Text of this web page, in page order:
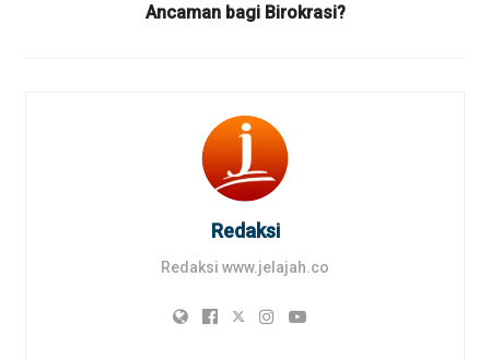
Ancaman bagi Birokrasi?
Redaksi
Redaksi www.jelajah.co